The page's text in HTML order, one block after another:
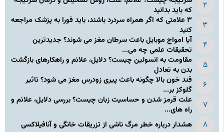
که باید بدانید
۳ علامتی که اگر همراه سردرد باشند، باید فورا به پزشک مراجعه
کنید
آیا امواج موبایل باعث سرطان مغز می شوند؟ جدیدترین
تحقیقات علمی چه می...
مقاومت به انسولین چیست؟ دلایل، علائم و راهکارهای بازگشت
بدن به تعادل
قند خون بالا چگونه باعث پیری زودرس مغز می شود؟ تاثیر
گلوکز بر...
علت قرمز شدن و حساسیت زبان چیست؟ بررسی دلایل، علائم و
راه های...
هشدار درباره خطر مرگ ناشی از تزریقات خانگی و آنافیلاکسی